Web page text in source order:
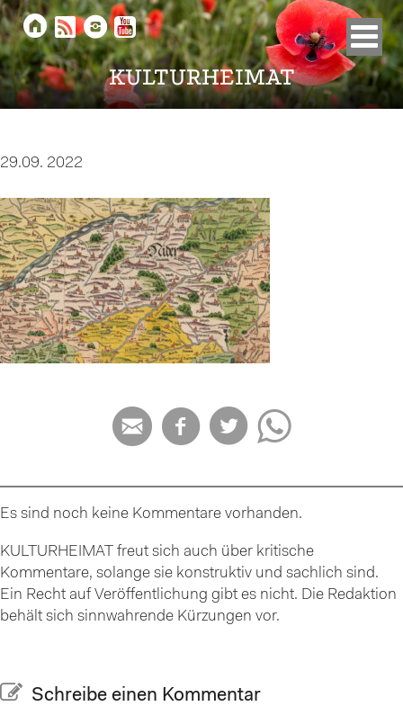
KULTURHEIMAT
    
29.09. 2022
   
Es sind noch keine Kommentare vorhanden.
KULTURHEIMAT freut sich auch über kritische
Kommentare, solange sie konstruktiv und sachlich sind.
Ein Recht auf Veröffentlichung gibt es nicht. Die Redaktion
behält sich sinnwahrende Kürzungen vor.
Schreibe einen Kommentar